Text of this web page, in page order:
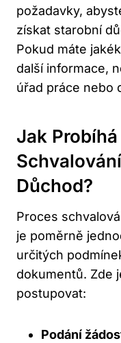
požadavky,
získat starobní
Pokud máte
další informace,
úřad práce nebo
Jak
Důchod?
Proces
je poměrně
určitých
dokumentů. Zde
postupovat:
Podání